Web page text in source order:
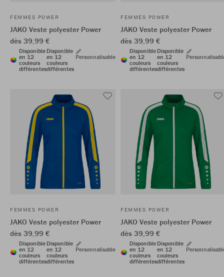
FEMMES POWER
JAKO Veste polyester Power
dès 39,99 €
Disponible
en 12
couleurs
différentes
Disponible
en 12
couleurs
différentes
Personnalisable
FEMMES POWER
JAKO Veste polyester Power
dès 39,99 €
Disponible
en 12
couleurs
différentes
Disponible
en 12
couleurs
différentes
FEMMES POWER
JAKO Veste polyester Power
dès 39,99 €
Disponible
en 12
couleurs
différentes
Disponible
en 12
couleurs
différentes
Personnalisable
FEMMES POWER
JAKO Veste polyester Power
dès 39,99 €
Disponible
en 12
couleurs
différentes
Disponible
en 12
couleurs
différentes